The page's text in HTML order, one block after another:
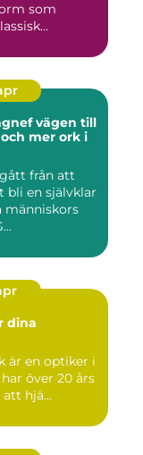
som
till
mer ork i
från att
bli en självklar
människors
dina
är en optiker i
över 20 års
hjä...